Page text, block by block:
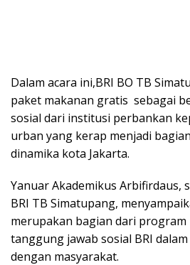
Dalam acara ini,BRI BO TB
paket makanan gratis sebagai
sosial dari institusi perbankan
urban yang kerap menjadi
dinamika kota Jakarta.
Yanuar Akademikus Arbifirdaus,
BRI TB Simatupang,
merupakan bagian dari
tanggung jawab sosial BRI
dengan masyarakat.